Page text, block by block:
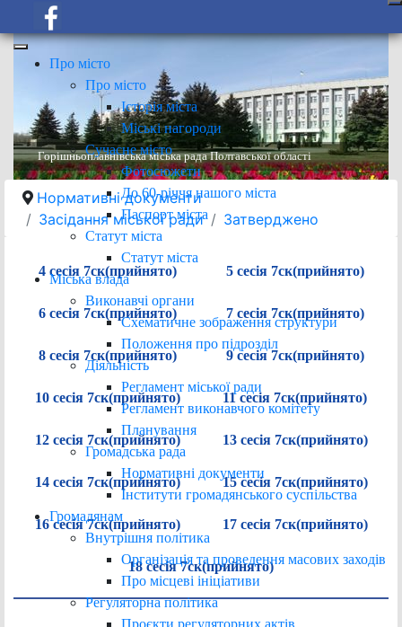
Про місто
Про місто
Історія міста
Міські нагороди
Сучасне місто
Фотосюжети
До 60-річчя нашого міста
Паспорт міста
Статут міста
Статут міста
Міська влада
Виконавчі органи
Схематичне зображення структури
Положення про підрозділ
Діяльність
Регламент міської ради
Регламент виконавчого комітету
Планування
Громадська рада
Нормативні документи
Інститути громадянського суспільства
Громадянам
Внутрішня політика
Організація та проведення масових заходів
Про місцеві ініціативи
Регуляторна політика
Проєкти регуляторних актів
Горішньоплавнівська міська рада Полтавської області
Нормативні документи
Засідання міської ради
Затверджено
4 сесія 7ск(прийнято) 5 сесія 7ск(прийнято)
6 сесія 7ск(прийнято) 7 сесія 7ск(прийнято)
8 сесія 7ск(прийнято) 9 сесія 7ск(прийнято)
10 сесія 7ск(прийнято) 11 сесія 7ск(прийнято)
12 сесія 7ск(прийнято) 13 сесія 7ск(прийнято)
14 сесія 7ск(прийнято) 15 сесія 7ск(прийнято)
16 сесія 7ск(прийнято) 17 сесія 7ск(прийнято)
18 сесія 7ск(прийнято)